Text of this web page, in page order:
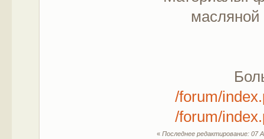
/forum/
/forum/
«Последнее редактирование: 07